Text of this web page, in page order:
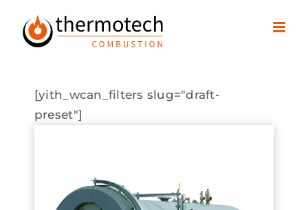
contenu
[yith_wcan_filters slug="draft-
preset"]